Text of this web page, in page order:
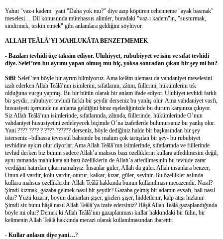
Yahut "vaz-ı kadem" yani "Daha yok mu?" diye azıp köpüren cehenneme "ayak basmak"
meselesi… Dil konusunda mütehassıs alimler, buradaki "vaz-ı kadem"in, "susturmak,
sindirmek, teskin etmek" gibi anlamlara geldiğini söylüyor.
ALLAH TEÂLÂ’YI MAHLUKÂTA BENZETMEMEK
- Bazıları tevhidi üçe taksim ediyor. Uluhiyyet, rububiyyet ve isim ve sıfat tevhidi
diye. Selef’ten bu ayrımı yapan olmuş mu hiç, yoksa sonradan çıkan bir şey mi bu?
Sifil: Selef’ten böyle bir ayrım bilmiyoruz. Ama kelâm uleması da vahdaniyet meselesini
izah ederken Allah Teâlâ’nın isimlerini, sıfatlarını, zâtını, fiillerini, hükümlerini tek
olduğuna vurgu yapmış. Bu bir bütün olarak bir anlam ifade ediyor. Uluhiyet tevhidi farklı
bir şeydir, rububiyet tevhidi farklı bir şeydir derseniz bu yanlış olur. Ama vahdaniyet vasfı,
hususiyeti içersinde ne anlama geldiğini biraz eşelediğinizde bu durum karşınıza çıkıyor.
Siz Allah Teâlâ’nın isimlerinde, sıfatlarında, zâtında, fiillerinde, hükümlerinde O’nun
vahdaniyet hususiyetini zedeleyecek biçimde O’na izafetlerde bulunursanız bu yanlış olur.
Yani ???? ???? ? ???? ?????? derseniz, böyle dediğiniz halde bir başkasından bir şey
isterseniz –bilhassa tevessül bahsinde bu malum çok tartışılan bir şey- bu rububiyet
tevhidine aykırı olur diyorlar. Ama Allah Teâlâ’nın isimlerinde, sıfatlarında ve fiillerinde
tevhid derken biz bunun sadece Allah’a mahsus bazı özelliklerin kullara atfedilmesini değil,
aynı zamanda mahlukata ait bazı özelliklerin de Allah’a atfedilmesinin bu tevhide zarar
verdiğini hatırdan çıkarmamalıyız. İnsanlar güler, Allah da güler. Allah insanlara benzer,
Onun eli vardır, kolu vardır, oturur, kalkar, kızar, güler, sevinir. Bu özellikler aslında
kullara mahsus özelliklerdir. Allah Teâlâ hakkında bunun kullanılması mecazendir. Nasıl?
Şimdi kızmak, gazaba gelmek nasıl bir şeydir? Gazaba gelmiş bir adamın evsafı, hali nasıl
olur? Yüzü kızarır, boyun damarları şişer, gözleri şişer, hiddetlenir, kalp atışı hızlanır.
Şimdi siz bunu hâşâ nasıl Allah Teâlâ’ya izafe edersiniz? Hâşâ Allah Teâlâ gazaplandığında
böyle mi olur? Demek ki Allah Teâlâ’nın gazaplanması kullar hakkındaki bir fiilin, bir
kelimenin Allah Teâlâ hakkında mecazi olarak kullanılmasından ibarettir.
- Kullar anlasın diye yani…?